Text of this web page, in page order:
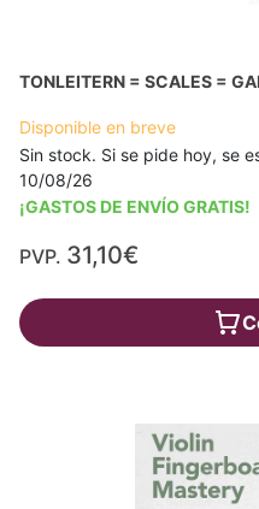
TONLEITERN = SCALES =
Disponible en breve
Sin stock. Si se pide hoy, se
10/08/26
¡GASTOS DE ENVÍO GRATIS!
PVP. 31,10€